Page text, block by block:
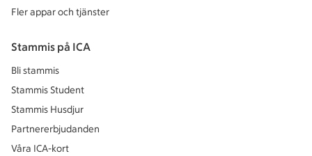
Fler appar och tjänster
Stammis på ICA
Bli stammis
Stammis Student
Stammis Husdjur
Partnererbjudanden
Våra ICA-kort